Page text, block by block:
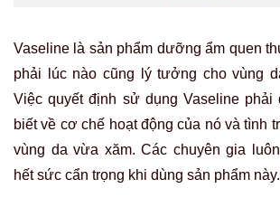
Vaseline là sản phẩm dưỡng ẩm quen
phải lúc nào cũng lý tưởng cho vùng
Việc quyết định sử dụng Vaseline
biết về cơ chế hoạt động của nó và tình
vùng da vừa xăm. Các chuyên gia
hết sức cẩn trọng khi dùng sản phẩm này.